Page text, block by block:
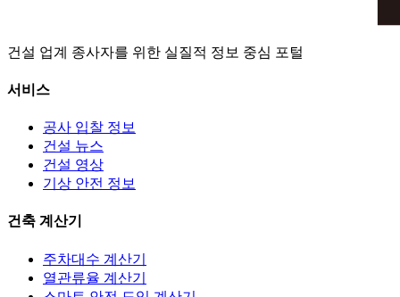
건설 업계 종사자를 위한 실질적 정보 중심 포털
서비스
공사 입찰 정보
건설 뉴스
건설 영상
기상 안전 정보
건축 계산기
주차대수 계산기
열관류율 계산기